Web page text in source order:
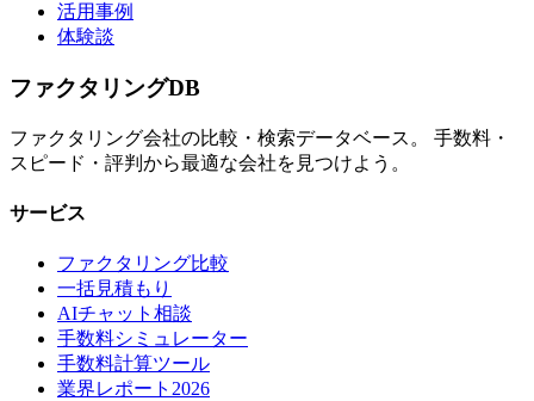
活用事例
体験談
ファクタリングDB
ファクタリング会社の比較・検索データベース。 手数料・
スピード・評判から最適な会社を見つけよう。
サービス
ファクタリング比較
一括見積もり
AIチャット相談
手数料シミュレーター
手数料計算ツール
業界レポート2026